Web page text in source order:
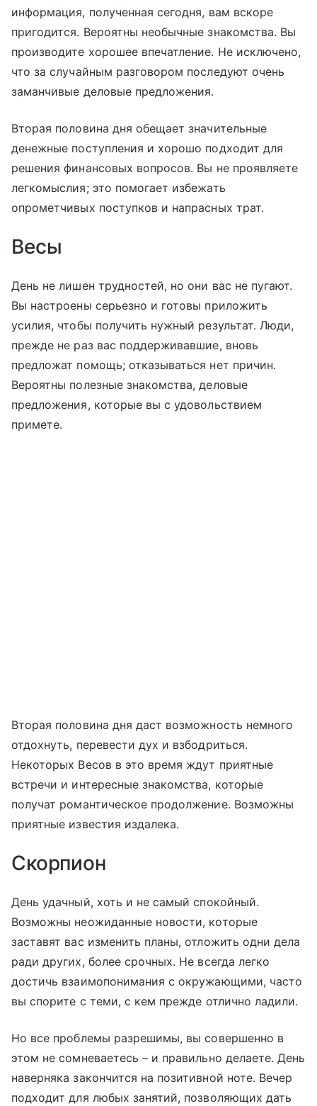
информация, полученная сегодня, вам вскоре
пригодится. Вероятны необычные знакомства. Вы
производите хорошее впечатление. Не исключено,
что за случайным разговором последуют очень
заманчивые деловые предложения.
Вторая половина дня обещает значительные
денежные поступления и хорошо подходит для
решения финансовых вопросов. Вы не проявляете
легкомыслия; это помогает избежать
опрометчивых поступков и напрасных трат.
Весы
День не лишен трудностей, но они вас не пугают.
Вы настроены серьезно и готовы приложить
усилия, чтобы получить нужный результат. Люди,
прежде не раз вас поддерживавшие, вновь
предложат помощь; отказываться нет причин.
Вероятны полезные знакомства, деловые
предложения, которые вы с удовольствием
примете.
Вторая половина дня даст возможность немного
отдохнуть, перевести дух и взбодриться.
Некоторых Весов в это время ждут приятные
встречи и интересные знакомства, которые
получат романтическое продолжение. Возможны
приятные известия издалека.
Скорпион
День удачный, хоть и не самый спокойный.
Возможны неожиданные новости, которые
заставят вас изменить планы, отложить одни дела
ради других, более срочных. Не всегда легко
достичь взаимопонимания с окружающими, часто
вы спорите с теми, с кем прежде отлично ладили.
Но все проблемы разрешимы, вы совершенно в
этом не сомневаетесь – и правильно делаете. День
наверняка закончится на позитивной ноте. Вечер
подходит для любых занятий, позволяющих дать